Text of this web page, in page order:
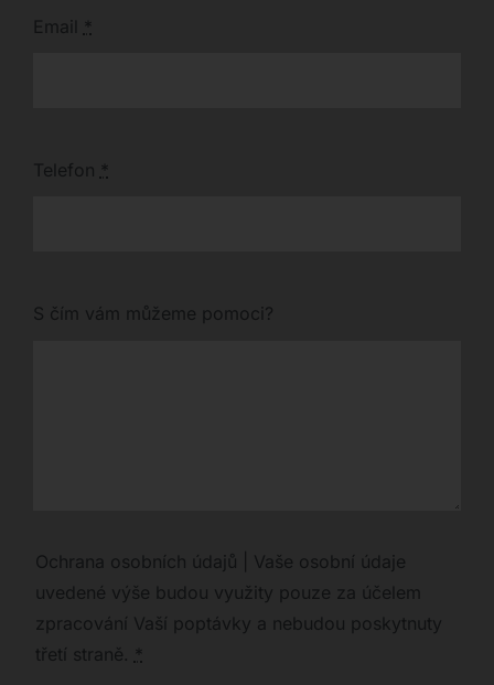
Email *
Telefon *
S čím vám můžeme pomoci?
Ochrana osobních údajů | Vaše osobní údaje
uvedené výše budou využity pouze za účelem
zpracování Vaší poptávky a nebudou poskytnuty
třetí straně. *